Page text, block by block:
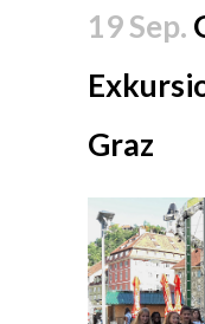
19 Sep.
Graz